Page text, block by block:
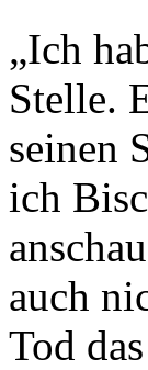
„Ich
Stelle.
seinen
ich
auch
Tod